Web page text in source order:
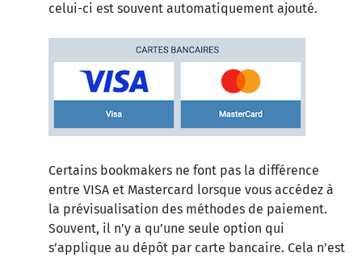
celui-ci est souvent automatiquement ajouté.
Certains bookmakers ne font pas la différence
entre VISA et Mastercard lorsque vous accédez à
la prévisualisation des méthodes de paiement.
Souvent, il n’y a qu’une seule option qui
s’applique au dépôt par carte bancaire. Cela n’est